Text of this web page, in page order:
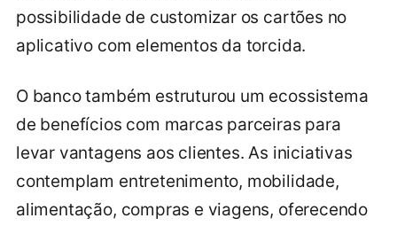
possibilidade de customizar os cartões no
aplicativo com elementos da torcida.
O banco também estruturou um ecossistema
de benefícios com marcas parceiras para
levar vantagens aos clientes. As iniciativas
contemplam entretenimento, mobilidade,
alimentação, compras e viagens, oferecendo